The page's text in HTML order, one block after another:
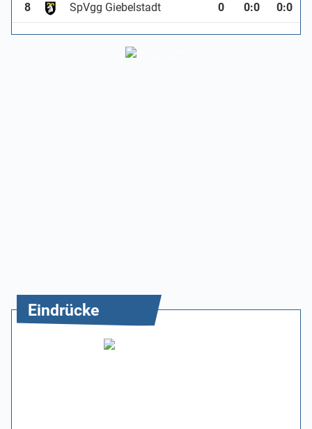
8 SpVgg Giebelstadt 0 0:0 0:0
Eindrücke